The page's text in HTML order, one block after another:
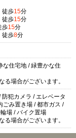
徒歩15分
徒歩15分
歩15分
徒歩8分
な住宅地 / 緑豊かな住
る場合がございます。
犯カメラ / エレベータ
ごみ置き場 / 都市ガス /
場 / バイク置場
る場合がございます。